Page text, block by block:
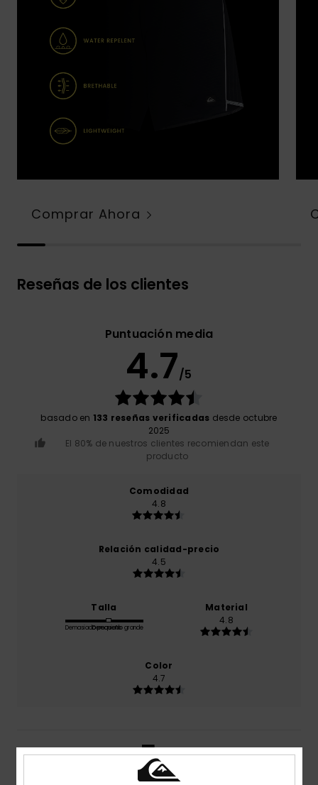
Comprar Ahora
Reseñas de los clientes
Puntuación media
4.7/5
basado en 133 reseñas verificadas desde octubre
2025
El 80% de nuestros clientes recomiendan este
producto
Comodidad
4.8
Relación calidad-precio
4.5
Talla
Demasiado pequeño
Demasiado grande
Material
4.8
Color
4.7
5/5